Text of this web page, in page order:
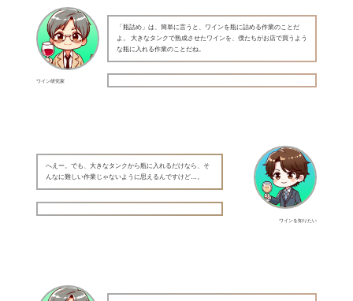
ワイン研究家
「瓶詰め」は、簡単に言うと、ワインを瓶に詰める作業のことだ
よ。 大きなタンクで熟成させたワインを、僕たちがお店で買うよう
な瓶に入れる作業のことだね。
ワインを知りたい
へえー。でも、大きなタンクから瓶に入れるだけなら、そ
んなに難しい作業じゃないように思えるんですけど…。